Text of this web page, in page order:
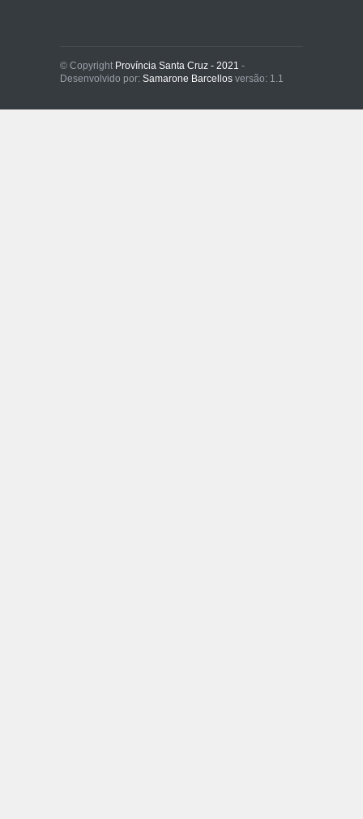
© Copyright Província Santa Cruz - 2021 -
Desenvolvido por: Samarone Barcellos versão: 1.1